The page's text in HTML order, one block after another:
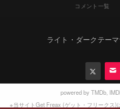
コメント一覧
ライト・ダークテー
powered by TMDb,
※当サイトGet Freax (ゲット・フリークス)